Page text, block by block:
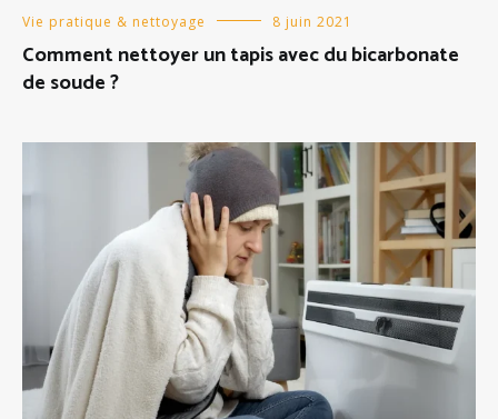
Vie pratique & nettoyage 8 juin 2021
Comment nettoyer un tapis avec du bicarbonate
de soude ?